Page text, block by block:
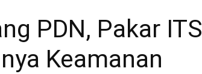
PDN, Pakar ITS
Keamanan